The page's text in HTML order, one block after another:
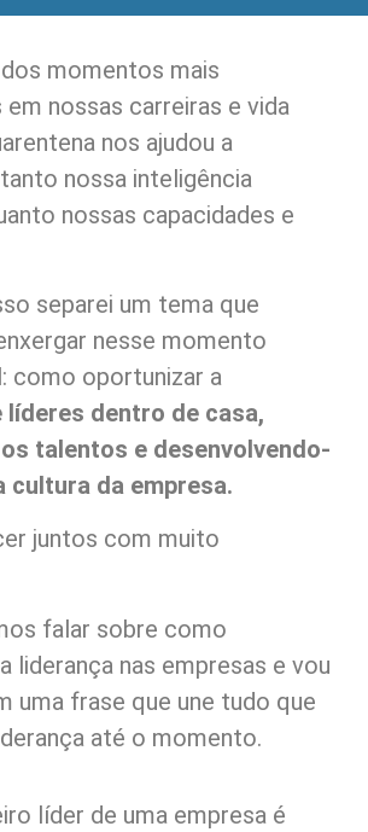
momentos mais
nossas carreiras e vida
nos ajudou a
nossa inteligência
nossas capacidades e
separei um tema que
nesse momento
como oportunizar a
líderes dentro de casa,
talentos e desenvolvendo-
cultura da empresa.
juntos com muito
falar sobre como
liderança nas empresas e vou
uma frase que une tudo que
até o momento.
líder de uma empresa é